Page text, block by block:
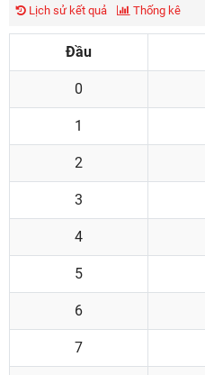
Lịch sử kết quả Thống kê
Đầu
0
1
2
3
4
5
6
7